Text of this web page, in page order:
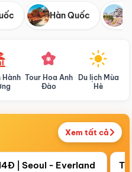
Hàn Quốc
Hành Tour Hoa Anh
Đào
Du lịch Mùa
Hè
Xem tất cả
Điểm nổi bật
| Seoul - Everland